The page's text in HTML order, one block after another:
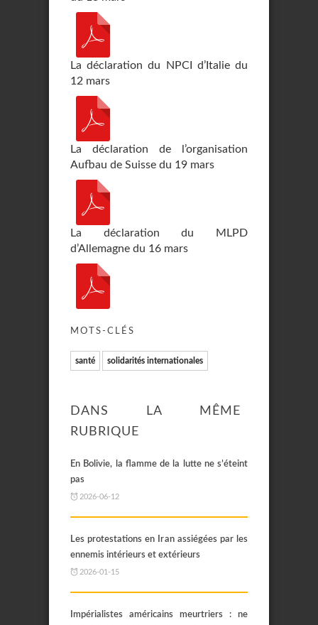
La déclaration du NPCI d’Italie du
12 mars
La déclaration de l’organisation
Aufbau de Suisse du 19 mars
La déclaration du MLPD
d’Allemagne du 16 mars
MOTS-CLÉS
santé solidarités internationales
DANS LA MÊME
RUBRIQUE
En Bolivie, la flamme de la lutte ne s’éteint
pas
2026-06-12
Les protestations en Iran assiégées par les
ennemis intérieurs et extérieurs
2026-01-15
Impérialistes américains meurtriers : ne